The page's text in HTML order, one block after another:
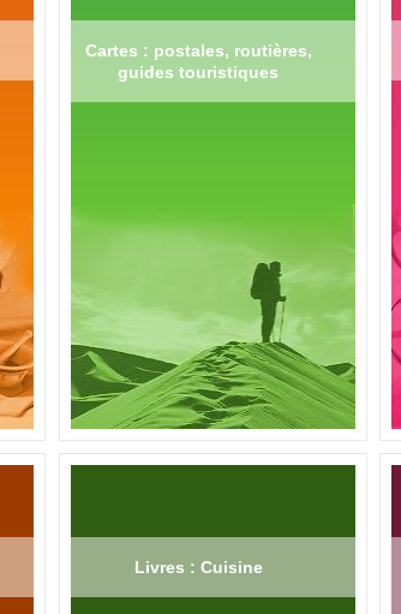
Cartes : postales, routières,
guides touristiques
Livres : Cuisine